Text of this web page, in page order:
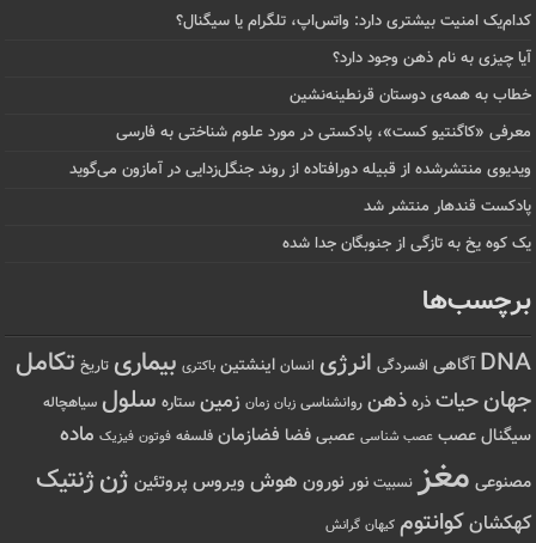
کدام‌یک امنیت بیشتری دارد: واتس‌اپ، تلگرام یا سیگنال؟
آیا چیزی به نام ذهن وجود دارد؟
خطاب به همه‌ی دوستان قرنطینه‌نشین
معرفی «کاگنتیو کست»، پادکستی در مورد علوم شناختی به فارسی
ویدیوی منتشرشده از قبیله دورافتاده‌ از روند جنگل‌زدایی در آمازون می‌گوید
پادکست قندهار منتشر شد
یک کوه یخ به تازگی از جنوبگان جدا شده
برچسب‌ها
DNA آگاهی افسردگی انرژی انسان اینشتین باکتری بیماری تاریخ تکامل
جهانحیات ذره ذهن روانشناسی زبان زمان زمین ستاره سلول سیاهچاله
سیگنال عصب عصب شناسی عصبی فضا فضازمان فلسفه فوتون فیزیک ماده
مصنوعی مغز نسبیت نور نورون هوش ویروس پروتئین ژنژنتیک
کهکشانکوانتوم کیهان گرانش